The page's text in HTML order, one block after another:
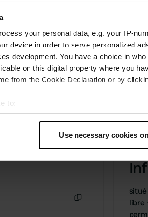
your personal data, e.g. your IP-
device in order to serve personalized
development. You have a choice in
on this digital property where you
from the Cookie Declaration or by
to:
geographical location which can be
personal data is processed and set your
content and ads, to provide social
our site with our social media, advertising
provided to them or that they’ve collected
Use necessary cookies
libre